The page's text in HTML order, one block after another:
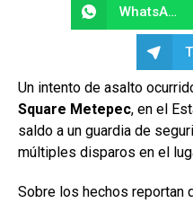
WhatsApp
Un intento de asalto
Square Metepec, en el
saldo a un guardia de
múltiples disparos en el
Sobre los hechos reportan